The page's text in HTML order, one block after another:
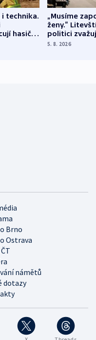
i technika.
hasiči z
„Musíme
ženy.“
politici
dohodu o
5. 8. 2026
Brno
Ostrava
námětů
dotazy